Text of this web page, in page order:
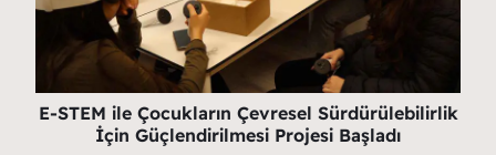
E-STEM ile Çocukların Çevresel Sürdürülebilirlik
İçin Güçlendirilmesi Projesi Başladı